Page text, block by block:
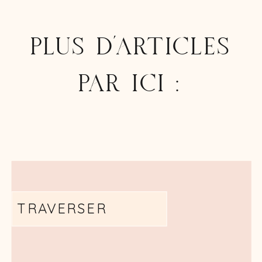
TRAVERSER
PLUS D'ARTICLES
PAR ICI :